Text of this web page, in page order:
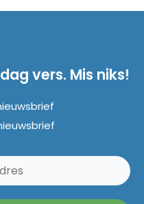
vers. Mis niks!